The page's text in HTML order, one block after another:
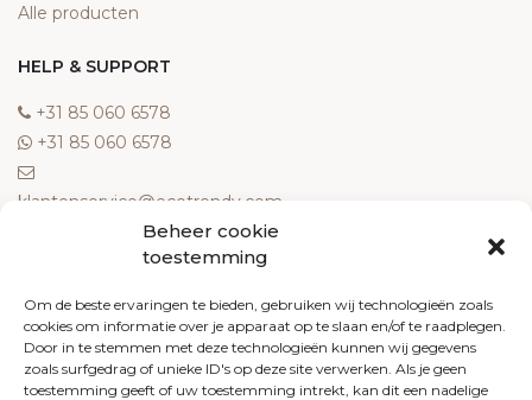
Beheer cookie
toestemming
Om de beste ervaringen te bieden, gebruiken wij technologieën zoals
cookies om informatie over je apparaat op te slaan en/of te raadplegen.
Door in te stemmen met deze technologieën kunnen wij gegevens
zoals surfgedrag of unieke ID's op deze site verwerken. Als je geen
toestemming geeft of uw toestemming intrekt, kan dit een nadelige
Alle producten
HELP & SUPPORT
‎+31 85 060 6578
‎+31 85 060 6578
klantenservice@ecotrendy.com
Meest gestelde vragen
Contact
Algemene voorwaarden
Retourneren